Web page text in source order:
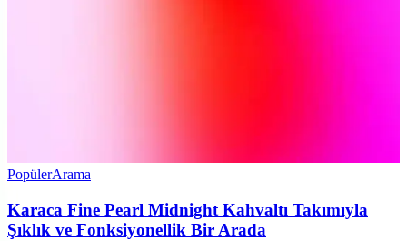
PopülerArama
Karaca Fine Pearl Midnight Kahvaltı Takımıyla
Şıklık ve Fonksiyonellik Bir Arada